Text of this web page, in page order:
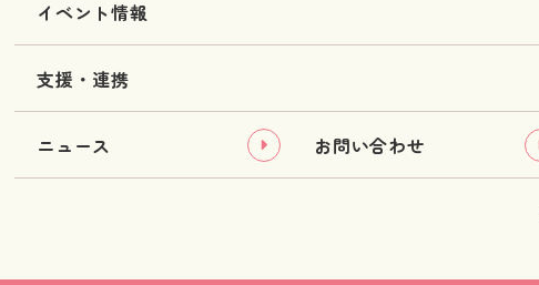
イベント情報
支援・連携
ニュース お問い合わせ